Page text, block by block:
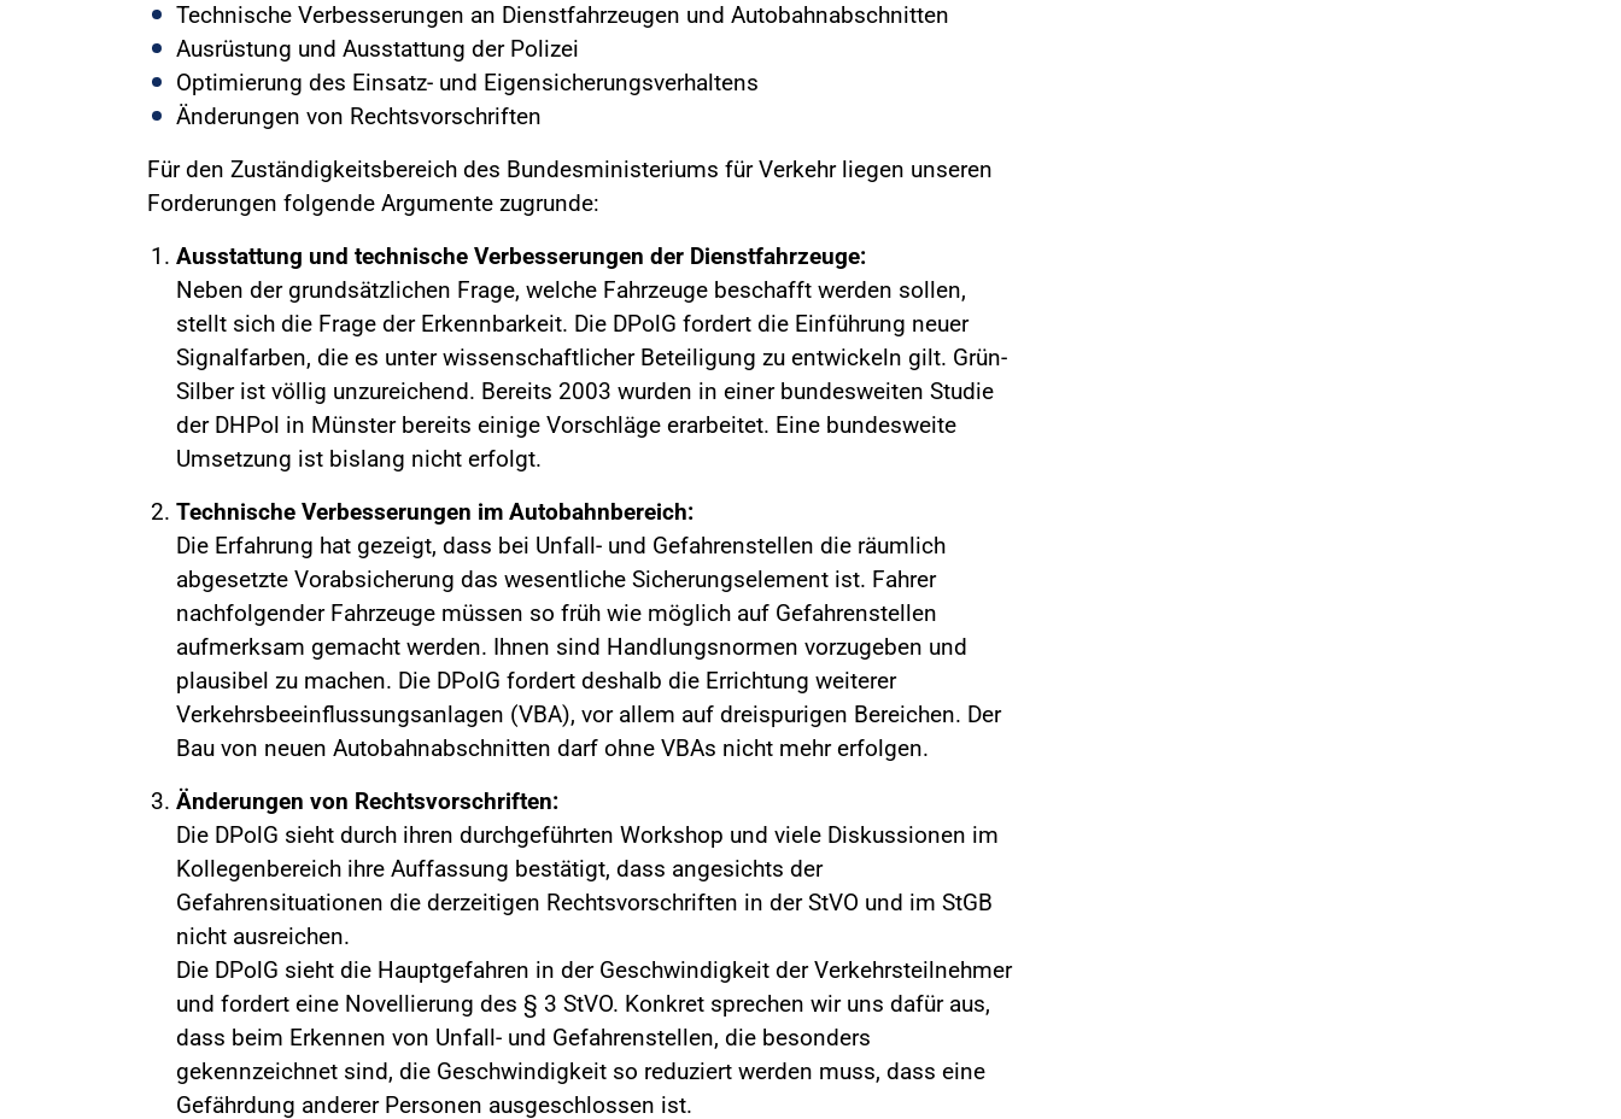
Technische Verbesserungen an Dienstfahrzeugen und Autobahnabschnitten
Ausrüstung und Ausstattung der Polizei
Optimierung des Einsatz- und Eigensicherungsverhaltens
Änderungen von Rechtsvorschriften
Für den Zuständigkeitsbereich des Bundesministeriums für Verkehr liegen unseren
Forderungen folgende Argumente zugrunde:
Ausstattung und technische Verbesserungen der Dienstfahrzeuge:
Neben der grundsätzlichen Frage, welche Fahrzeuge beschafft werden sollen,
stellt sich die Frage der Erkennbarkeit. Die DPolG fordert die Einführung neuer
Signalfarben, die es unter wissenschaftlicher Beteiligung zu entwickeln gilt. Grün-
Silber ist völlig unzureichend. Bereits 2003 wurden in einer bundesweiten Studie
der DHPol in Münster bereits einige Vorschläge erarbeitet. Eine bundesweite
Umsetzung ist bislang nicht erfolgt.
Technische Verbesserungen im Autobahnbereich:
Die Erfahrung hat gezeigt, dass bei Unfall- und Gefahrenstellen die räumlich
abgesetzte Vorabsicherung das wesentliche Sicherungselement ist. Fahrer
nachfolgender Fahrzeuge müssen so früh wie möglich auf Gefahrenstellen
aufmerksam gemacht werden. Ihnen sind Handlungsnormen vorzugeben und
plausibel zu machen. Die DPolG fordert deshalb die Errichtung weiterer
Verkehrsbeeinflussungsanlagen (VBA), vor allem auf dreispurigen Bereichen. Der
Bau von neuen Autobahnabschnitten darf ohne VBAs nicht mehr erfolgen.
Änderungen von Rechtsvorschriften:
Die DPolG sieht durch ihren durchgeführten Workshop und viele Diskussionen im
Kollegenbereich ihre Auffassung bestätigt, dass angesichts der
Gefahrensituationen die derzeitigen Rechtsvorschriften in der StVO und im StGB
nicht ausreichen.
Die DPolG sieht die Hauptgefahren in der Geschwindigkeit der Verkehrsteilnehmer
und fordert eine Novellierung des § 3 StVO. Konkret sprechen wir uns dafür aus,
dass beim Erkennen von Unfall- und Gefahrenstellen, die besonders
gekennzeichnet sind, die Geschwindigkeit so reduziert werden muss, dass eine
Gefährdung anderer Personen ausgeschlossen ist.